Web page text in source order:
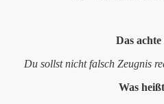
Das achte
Du sollst nicht falsch Zeugnis
Was